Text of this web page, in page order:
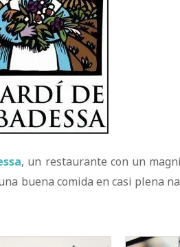
, un restaurante con un
buena comida en casi plena